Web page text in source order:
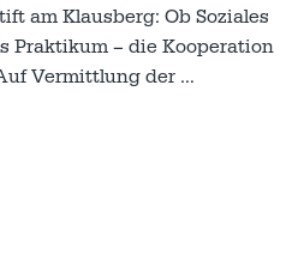
am Klausberg: Ob Soziales
Praktikum – die Kooperation
Vermittlung der …